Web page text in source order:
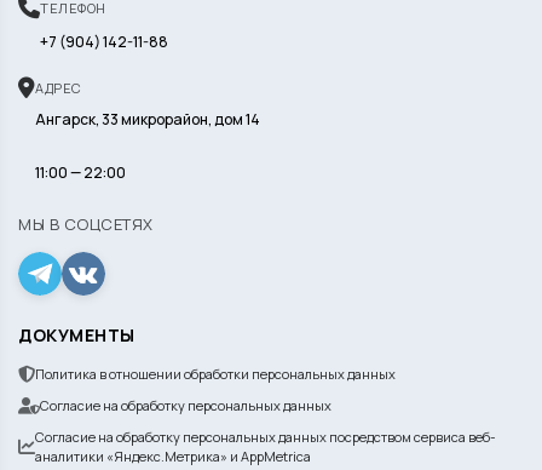
ТЕЛЕФОН
+7 (904) 142-11-88
АДРЕС
Ангарск, 33 микрорайон, дом 14
11:00 — 22:00
МЫ В СОЦСЕТЯХ
ДОКУМЕНТЫ
Политика в отношении обработки персональных данных
Согласие на обработку персональных данных
Согласие на обработку персональных данных посредством сервиса веб-
аналитики «Яндекс.Метрика» и AppMetrica